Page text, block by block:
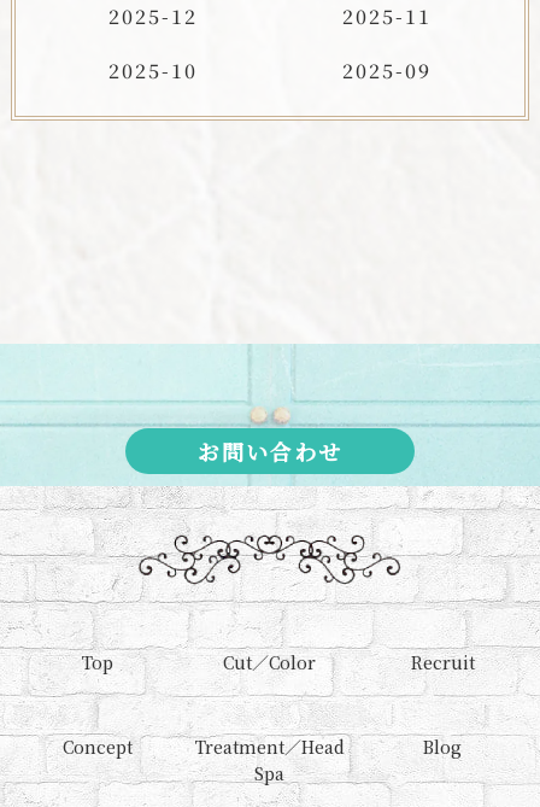
2025-12
2025-11
2025-10
2025-09
お問い合わせ
Top
Concept
Cut／Color
Treatment／Head
Spa
Recruit
Blog